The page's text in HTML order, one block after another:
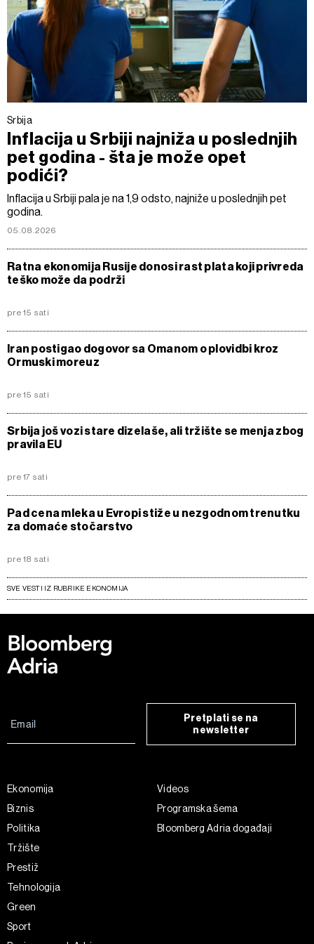
Srbija
Inflacija u Srbiji najniža u poslednjih
pet godina - šta je može opet
podići?
Inflacija u Srbiji pala je na 1,9 odsto, najniže u poslednjih pet
godina.
05.08.2026
Ratna ekonomija Rusije donosi rast plata koji privreda
teško može da podrži
pre 15 sati
Iran postigao dogovor sa Omanom o plovidbi kroz
Ormuski moreuz
pre 15 sati
Srbija još vozi stare dizelaše, ali tržište se menja zbog
pravila EU
pre 17 sati
Pad cena mleka u Evropi stiže u nezgodnom trenutku
za domaće stočarstvo
pre 18 sati
SVE VESTI IZ RUBRIKE EKONOMIJA
Pretplati se na
newsletter
Ekonomija
Biznis
Politika
Tržište
Prestiž
Tehnologija
Green
Sport
Videos
Programska šema
Bloomberg Adria događaji